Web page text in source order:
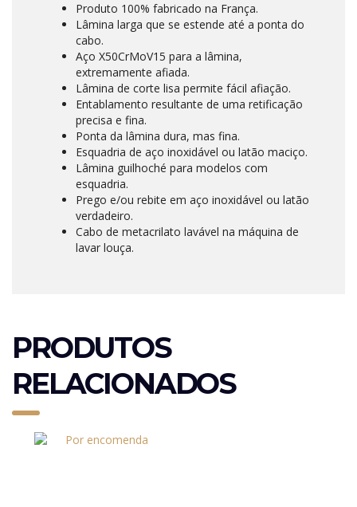
Produto 100% fabricado na França.
Lâmina larga que se estende até a ponta do
cabo.
Aço X50CrMoV15 para a lâmina,
extremamente afiada.
Lâmina de corte lisa permite fácil afiação.
Entablamento resultante de uma retificação
precisa e fina.
Ponta da lâmina dura, mas fina.
Esquadria de aço inoxidável ou latão maciço.
Lâmina guilhoché para modelos com
esquadria.
Prego e/ou rebite em aço inoxidável ou latão
verdadeiro.
Cabo de metacrilato lavável na máquina de
lavar louça.
PRODUTOS
RELACIONADOS